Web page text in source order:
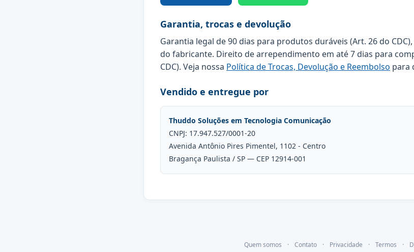
Garantia, trocas e devolução
Garantia legal de 90 dias para produtos duráveis (Art. 26 do
do fabricante. Direito de arrependimento em até 7 dias para
CDC). Veja nossa Política de Trocas, Devolução e Reembolso para
Vendido e entregue por
Thuddo Soluções em Tecnologia Comunicação
CNPJ: 17.947.527/0001-20
Avenida Antônio Pires Pimentel, 1102 - Centro
Bragança Paulista / SP — CEP 12914-001
Quem somos · Contato · Privacidade · Termos ·